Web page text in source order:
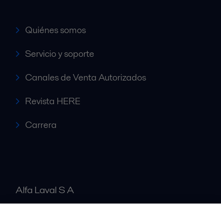
Quiénes somos
Servicio y soporte
Canales de Venta Autorizados
Revista HERE
Carrera
Alfa Laval S A